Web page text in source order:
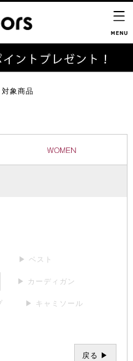
対象商品
▶ ベスト
▶ カーディガン
▶ キャミソール
戻る ▶